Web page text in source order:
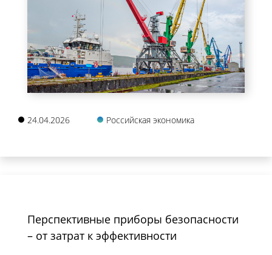
24.04.2026 Российская экономика
Перспективные приборы безопасности
– от затрат к эффективности